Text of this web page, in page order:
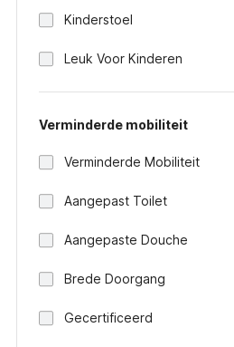
Kinderstoel
Leuk Voor Kinderen
Verminderde mobiliteit
Verminderde Mobiliteit
Aangepast Toilet
Aangepaste Douche
Brede Doorgang
Gecertificeerd